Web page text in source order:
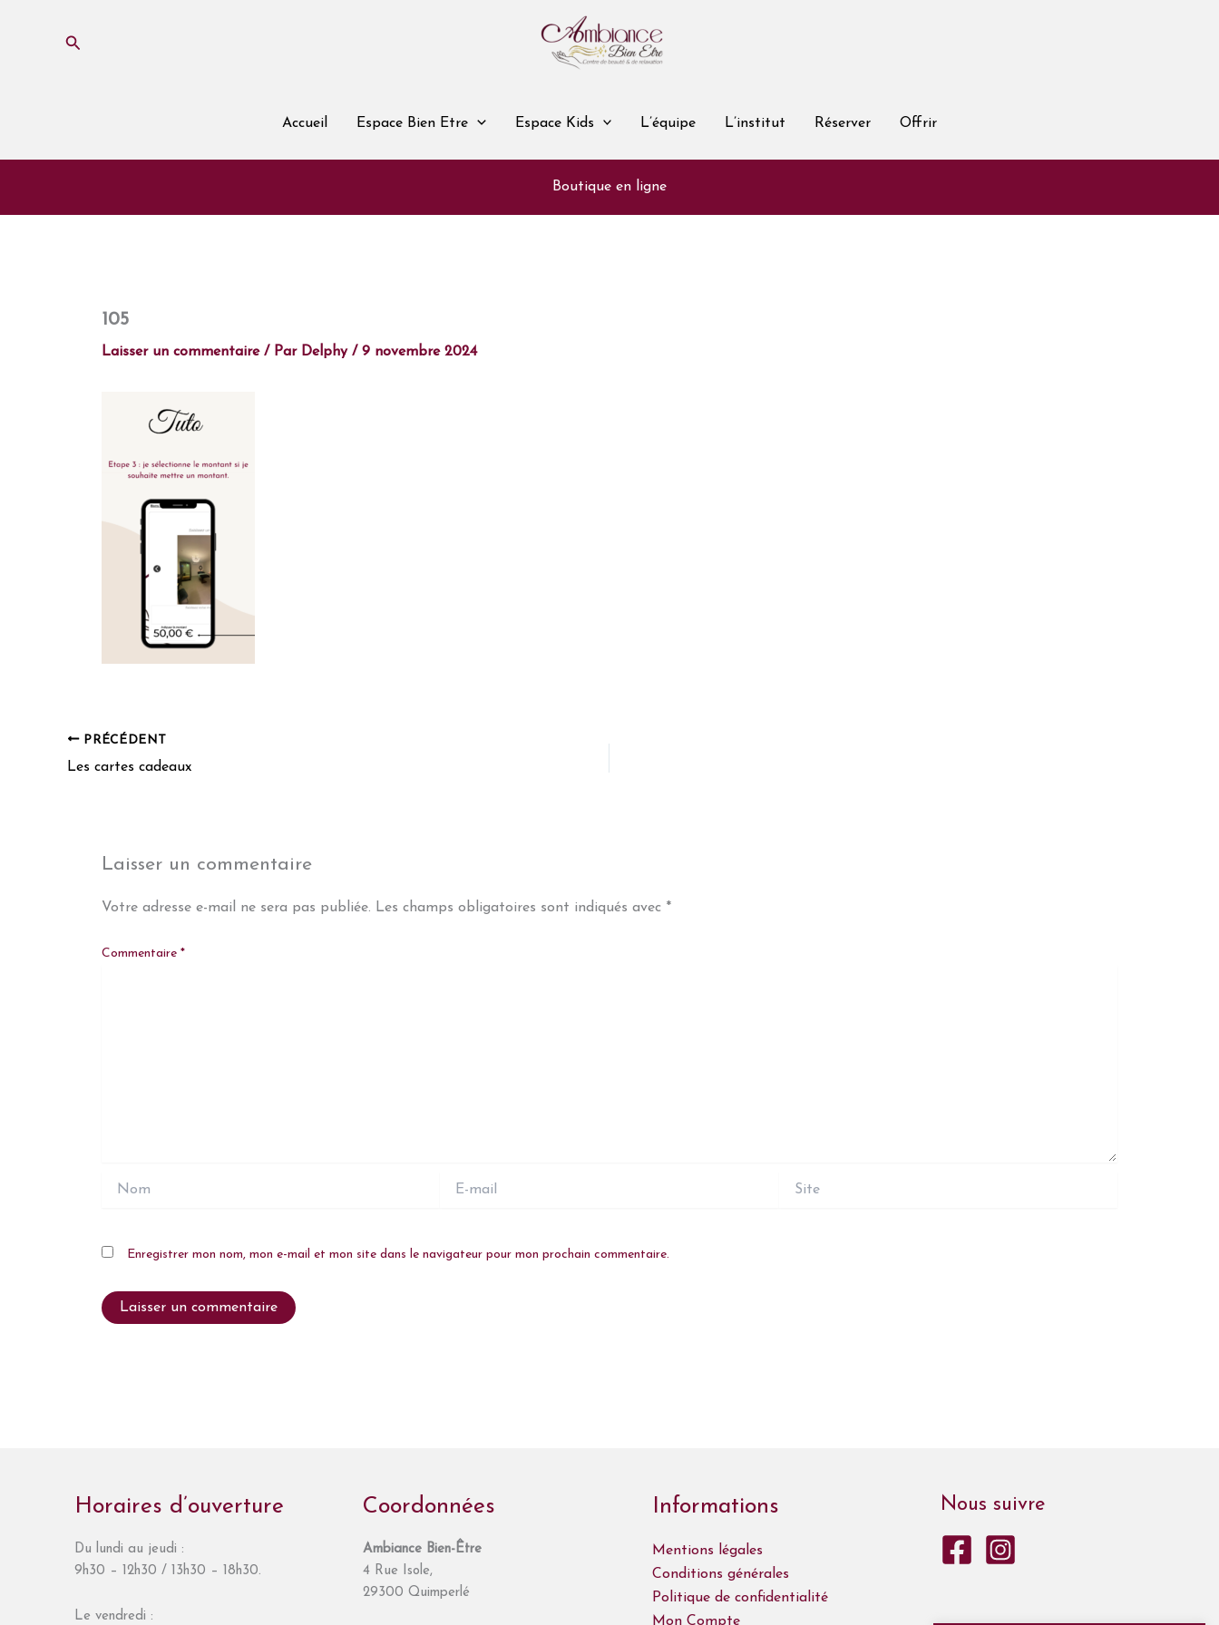
Rechercher
Accueil Espace Bien Etre Espace Kids L’équipe L’institut Réserver Offrir
Boutique en ligne
105
Laisser un commentaire / Par Delphy / 9 novembre 2024
PRÉCÉDENT
Les cartes cadeaux
Laisser un commentaire
Votre adresse e-mail ne sera pas publiée. Les champs obligatoires sont indiqués avec *
Commentaire *
Nom
mail
Site
Enregistrer mon nom, mon e-mail et mon site dans le navigateur pour mon prochain commentaire.
Horaires d’ouverture
Du lundi au jeudi :
9h30 – 12h30 / 13h30 – 18h30.
Le vendredi :
Coordonnées
Ambiance Bien-Être
4 Rue Isole,
29300 Quimperlé
Informations
Mentions légales
Conditions générales
Politique de confidentialité
Mon Compte
Nous suivre